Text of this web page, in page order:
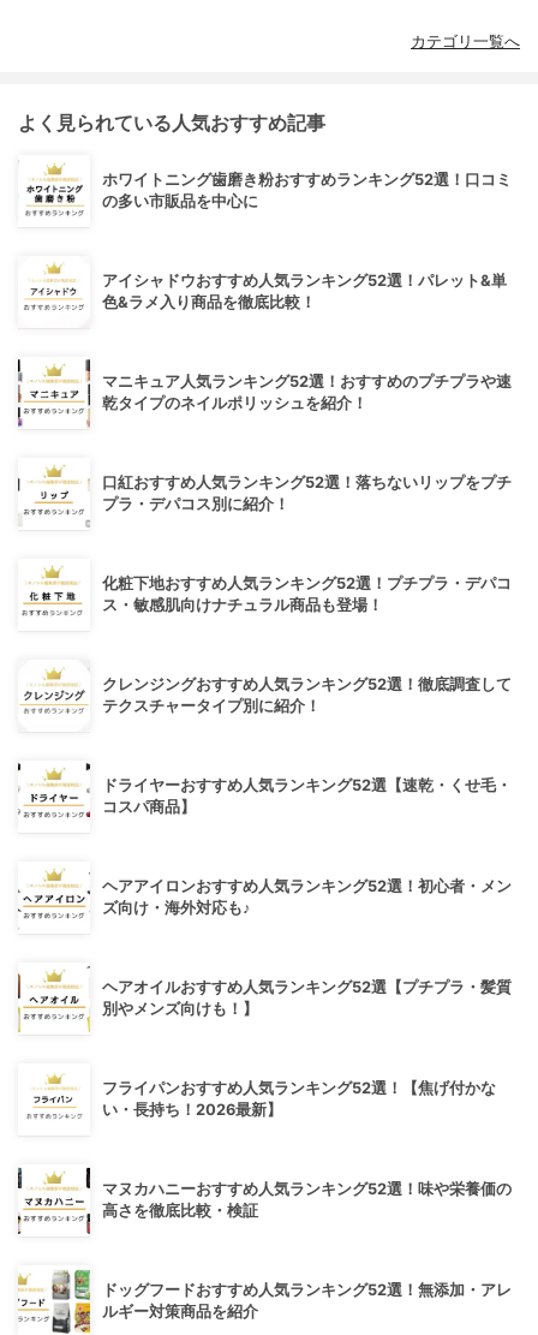
カテゴリ一覧へ
よく見られている人気おすすめ記事
ホワイトニング歯磨き粉おすすめランキング52選！口コミ
の多い市販品を中心に
アイシャドウおすすめ人気ランキング52選！パレット&単
色&ラメ入り商品を徹底比較！
マニキュア人気ランキング52選！おすすめのプチプラや速
乾タイプのネイルポリッシュを紹介！
口紅おすすめ人気ランキング52選！落ちないリップをプチ
プラ・デパコス別に紹介！
化粧下地おすすめ人気ランキング52選！プチプラ・デパコ
ス・敏感肌向けナチュラル商品も登場！
クレンジングおすすめ人気ランキング52選！徹底調査して
テクスチャータイプ別に紹介！
ドライヤーおすすめ人気ランキング52選【速乾・くせ毛・
コスパ商品】
ヘアアイロンおすすめ人気ランキング52選！初心者・メン
ズ向け・海外対応も♪
ヘアオイルおすすめ人気ランキング52選【プチプラ・髪質
別やメンズ向けも！】
フライパンおすすめ人気ランキング52選！【焦げ付かな
い・長持ち！2026最新】
マヌカハニーおすすめ人気ランキング52選！味や栄養価の
高さを徹底比較・検証
ドッグフードおすすめ人気ランキング52選！無添加・アレ
ルギー対策商品を紹介